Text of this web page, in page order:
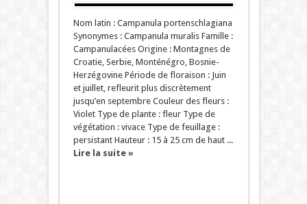
Nom latin : Campanula portenschlagiana
Synonymes : Campanula muralis Famille :
Campanulacées Origine : Montagnes de
Croatie, Serbie, Monténégro, Bosnie-
Herzégovine Période de floraison : Juin
et juillet, refleurit plus discrètement
jusqu’en septembre Couleur des fleurs :
Violet Type de plante : fleur Type de
végétation : vivace Type de feuillage :
persistant Hauteur : 15 à 25 cm de haut ...
Lire la suite »